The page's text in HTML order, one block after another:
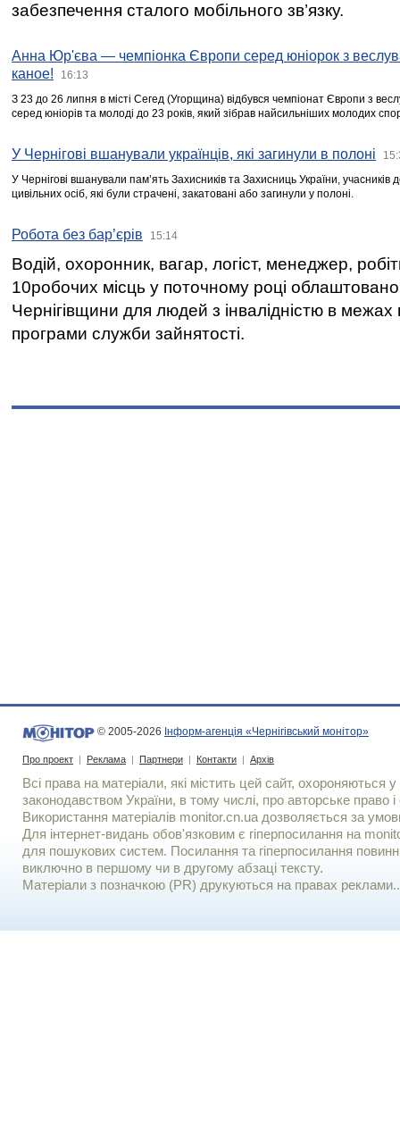
забезпечення сталого мобільного зв’язку.
Анна Юр'єва — чемпіонка Європи серед юніорок з
каное!
16:13
З 23 до 26 липня в місті Сегед (Угорщина) відбувся чемпіонат Європи з
серед юніорів та молоді до 23 років, який зібрав найсильніших молодих
У Чернігові вшанували українців, які загинули в полоні
У Чернігові вшанували пам’ять Захисників та Захисниць України,
цивільних осіб, які були страчені, закатовані або загинули у полоні.
Робота без бар’єрів 15:14
Водій, охоронник, вагар, логіст, менеджер,
10робочих місць у поточному році
Чернігівщини для людей з інвалідністю в межах
програми служби зайнятості.
© 2005-2026 Інформ-агенція «Чернігівський монітор»
Про проект | Реклама | Партнери | Контакти | Архів
Всі права на матеріали, які містить цей сайт, охороняються у
законодавством України, в тому числі, про авторське право і
Використання матерiалiв monitor.cn.ua дозволяється за
Для iнтернет-видань обов'язковим є гiперпосилання на
для пошукових систем. Посилання та гіперпосилання
виключно в першому чи в другому абзаці тексту.
Матеріали з позначкою (PR) друкуються на правах реклами..